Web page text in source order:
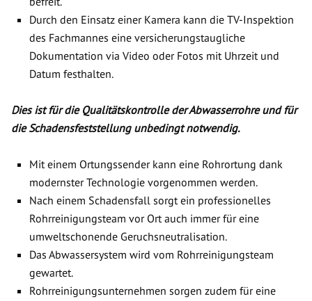
Durch den Einsatz einer Kamera kann die TV-Inspektion
des Fachmannes eine versicherungstaugliche
Dokumentation via Video oder Fotos mit Uhrzeit und
Datum festhalten.
Dies ist für die Qualitätskontrolle der Abwasserrohre und für
die Schadensfeststellung unbedingt notwendig.
Mit einem Ortungssender kann eine Rohrortung dank
modernster Technologie vorgenommen werden.
Nach einem Schadensfall sorgt ein professionelles
Rohrreinigungsteam vor Ort auch immer für eine
umweltschonende Geruchsneutralisation.
Das Abwassersystem wird vom Rohrreinigungsteam
gewartet.
Rohrreinigungsunternehmen sorgen zudem für eine